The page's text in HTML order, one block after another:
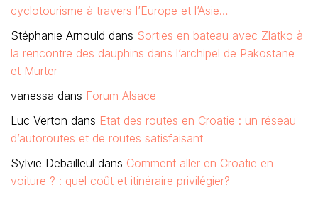
cyclotourisme à travers l’Europe et l’Asie…
Stéphanie Arnould dans Sorties en bateau avec Zlatko à
la rencontre des dauphins dans l’archipel de Pakostane
et Murter
vanessa dans Forum Alsace
Luc Verton dans Etat des routes en Croatie : un réseau
d’autoroutes et de routes satisfaisant
Sylvie Debailleul dans Comment aller en Croatie en
voiture ? : quel coût et itinéraire privilégier?